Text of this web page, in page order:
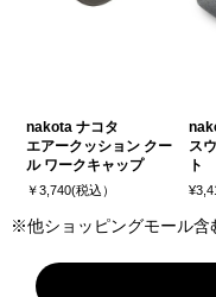
nakota ナコタ
エアークッション クー
ル ワークキャップ
￥3,740(税込）
ス
ト
※他ショッピングモール含